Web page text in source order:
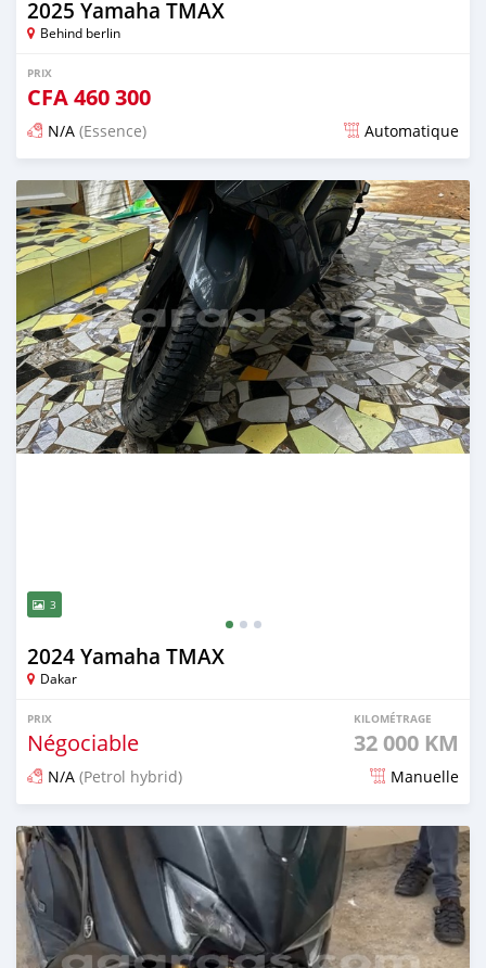
2025 Yamaha TMAX
Behind berlin
PRIX
CFA460 300
N/A (Essence) Automatique
Publié il y a environ un mois
3
2024 Yamaha TMAX
Dakar
PRIX
Négociable
KILOMÉTRAGE
32 000 KM
N/A (Petrol hybrid) Manuelle
Publié il y a 8 mois